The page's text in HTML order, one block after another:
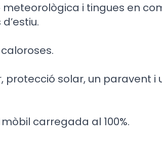
i tingues en
protecció solar, un paravent i
carregada al 100%.